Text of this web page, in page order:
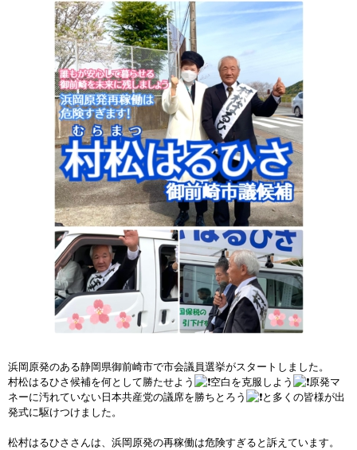
浜岡原発のある静岡県御前崎市で市会議員選挙がスタートしました。
村松はるひさ候補を何として勝たせよう
空白を克服しよう
原発マ
ネーに汚れていない日本共産党の議席を勝ちとろう
と多くの皆様が出
発式に駆けつけました。
松村はるひささんは、浜岡原発の再稼働は危険すぎると訴えています。